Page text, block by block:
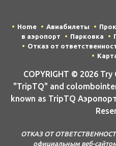
Home Авиабилеты
в аэропорт
Парковка
Отказ от
COPYRIGHT © 2026
"TripTQ" and
known as TripTQ
ОТКАЗ ОТ ОТВЕТСТВЕННОСТИ
официальным веб-